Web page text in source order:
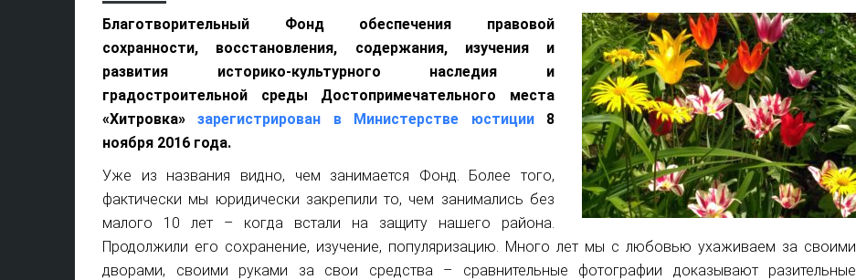
Благотворительный Фонд обеспечения правовой
сохранности, восстановления, содержания, изучения и
развития историко-культурного наследия и
градостроительной среды Достопримечательного места
«Хитровка»зарегистрирован в Министерстве юстиции8
ноября 2016 года.
Уже из названия видно, чем занимается Фонд. Более того,
фактически мы юридически закрепили то, чем занимались без
малого 10 лет – когда встали на защиту нашего района.
Продолжили его сохранение, изучение, популяризацию. Много лет мы с любовью ухаживаем за своими
дворами, своими руками за свои средства – сравнительные фотографии доказывают разительные